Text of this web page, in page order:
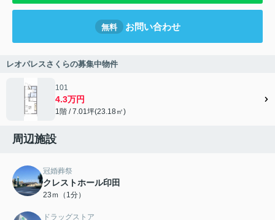
無料 お問い合わせ
レオパレスさくらの募集中物件
101
4.3万円
1階 / 7.01坪(23.18㎡)
周辺施設
冠婚葬祭
クレストホール印田
23ｍ（1分）
ドラッグストア